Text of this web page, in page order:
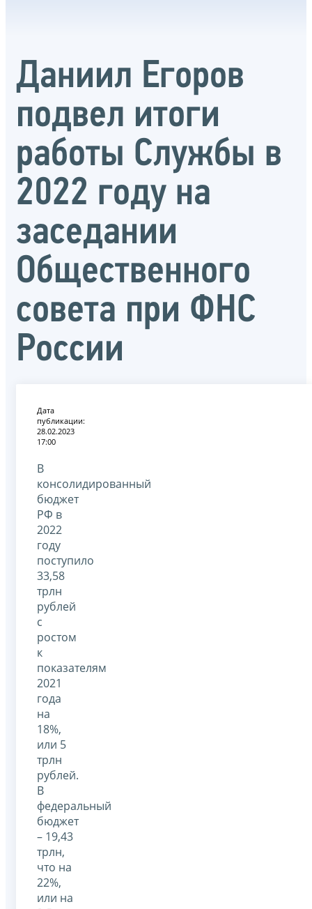
Даниил Егоров
подвел итоги
работы Службы в
2022 году на
заседании
Общественного
совета при ФНС
России
Дата
публикации:
28.02.2023
17:00
В
консолидированный
бюджет
РФ в
2022
году
поступило
33,58
трлн
рублей
с
ростом
к
показателям
2021
года
на
18%,
или 5
трлн
рублей.
В
федеральный
бюджет
– 19,43
трлн,
что на
22%,
или на